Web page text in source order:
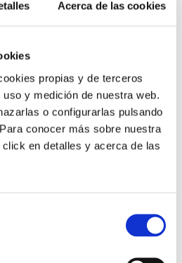
Acerca de las cookies
propias y de terceros
y medición de nuestra web.
o configurarlas pulsando
conocer más sobre nuestra
en detalles y acerca de las
KPIs
al mínimo los
Clientes felices,
UNA DEMO